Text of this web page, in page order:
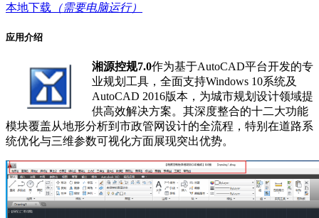
本地下载 （需要电脑运行）
应用介绍
湘源控规7.0作为基于AutoCAD平台开发的专
业规划工具，全面支持Windows 10系统及
AutoCAD 2016版本，为城市规划设计领域提
供高效解决方案。其深度整合的十二大功能
模块覆盖从地形分析到市政管网设计的全流程，特别在道路系
统优化与三维参数可视化方面展现突出优势。